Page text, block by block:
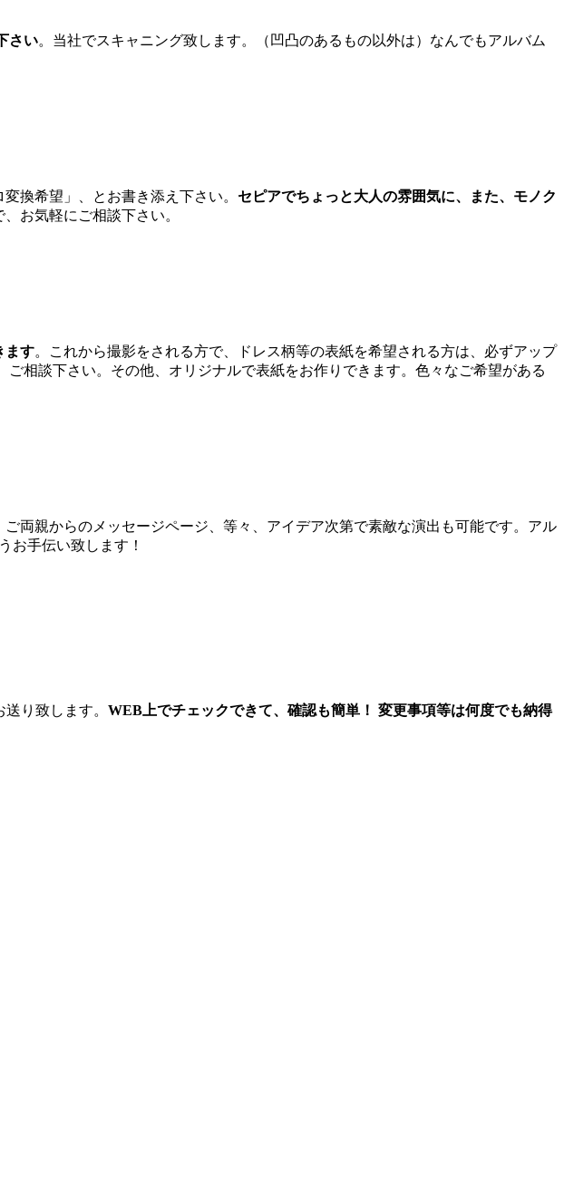
さい。当社でスキャニング致します。（凹凸のあるもの以外は）なんでもアルバム
換希望」、とお書き添え下さい。 セピアでちょっと大人の雰囲気に、また、モノク
お気軽にご相談下さい。
ます。これから撮影をされる方で、ドレス柄等の表紙を希望される方は、必ずアップ
相談下さい。その他、オリジナルで表紙をお作りできます。色々なご希望がある
両親からのメッセージページ、等々、アイデア次第で素敵な演出も可能です。アル
お手伝い致します！
り致します。 WEB上でチェックできて、確認も簡単！ 変更事項等は何度でも納得